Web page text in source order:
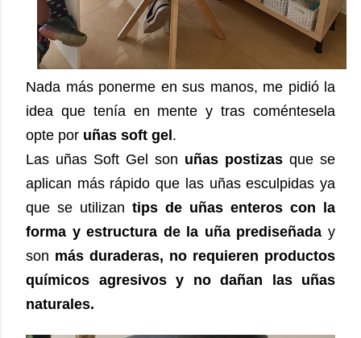
Nada más ponerme en sus manos, me pidió la
idea que tenía en mente y tras coméntesela
opte por uñas soft gel .
Las uñas Soft Gel son uñas postizas que se
aplican más rápido que las uñas esculpidas ya
que se utilizan tips de uñas enteros con la
forma y estructura de la uña prediseñada y
son más duraderas, no requieren productos
químicos agresivos y no dañan las uñas
naturales.